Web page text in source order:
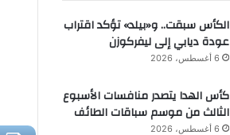
الكأس سبقت.. و«بيلد» تؤكد اقتراب
عودة ديابي إلى ليفركوزن
6 أغسطس، 2026
كأس الهدا يتصدر منافسات الأسبوع
الثالث من موسم سباقات الطائف
6 أغسطس، 2026